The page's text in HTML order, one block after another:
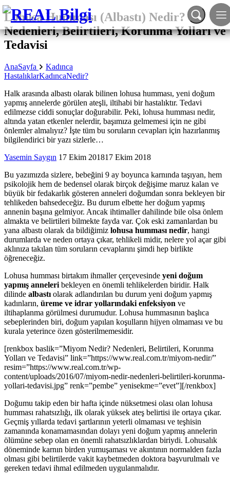
Lohusa Humması (Albastı) Nedir?
Nedenleri, Belirtileri, Korunma Yolları ve
Tedavisi
AnaSayfa
Kadınca
HastalıklarKadıncaNedir?
Halk arasında albastı olarak bilinen lohusa humması, yeni doğum
yapmış annelerde görülen ateşli, iltihabi bir hastalıktır. Tedavi
edilmezse ciddi sonuçlar doğurabilir. Peki, lohusa humması nedir,
altında yatan etkenler nelerdir, başımıza gelmemesi için ne gibi
önlemler almalıyız? İşte tüm bu soruların cevapları için hazırlanmış
bilgilendirici bir yazı sizlerle…
Yasemin Saygın 17 Ekim 201817 Ekim 2018
Bu yazımızda sizlere, bebeğini 9 ay boyunca karnında taşıyan, hem
psikolojik hem de bedensel olarak birçok değişime maruz kalan ve
büyük bir fedakarlık gösteren anneleri doğumdan sonra bekleyen bir
tehlikeden bahsedeceğiz. Bu durum elbette her doğum yapmış
annenin başına gelmiyor. Ancak ihtimaller dahilinde bile olsa önlem
almakta ve belirtileri bilmekte fayda var. Çok eski zamanlardan bu
yana albastı olarak da bildiğimiz lohusa humması nedir, hangi
durumlarda ve neden ortaya çıkar, tehlikeli midir, nelere yol açar gibi
aklınıza takılan tüm soruların cevaplarını şimdi hep birlikte
öğreneceğiz.
Lohusa humması birtakım ihmaller çerçevesinde yeni doğum
yapmış anneleri bekleyen en önemli tehlikelerden biridir. Halk
dilinde albastı olarak adlandırılan bu durum yeni doğum yapmış
kadınların, üreme ve idrar yollarındaki enfeksiyon ve
iltihaplanma görülmesi durumudur. Lohusa hummasının başlıca
sebeplerinden biri, doğum yapılan koşulların hijyen olmaması ve bu
kurala yeterince özen gösterilmemesidir.
[renkbox baslik=”Miyom Nedir? Nedenleri, Belirtileri, Korunma
Yolları ve Tedavisi” link=”https://www.real.com.tr/miyom-nedir/”
resim=”https://www.real.com.tr/wp-
content/uploads/2016/07/miyom-nedir-nedenleri-belirtileri-korunma-
yollari-tedavisi.jpg” renk=”pembe” yenisekme=”evet”][/renkbox]
Doğumu takip eden bir hafta içinde nüksetmesi olası olan lohusa
humması rahatsızlığı, ilk olarak yüksek ateş belirtisi ile ortaya çıkar.
Geçmiş yıllarda tedavi şartlarının yeterli olmaması ve teşhisin
zamanında konamamasından dolayı yeni doğum yapmış annelerin
ölümüne sebep olan en önemli rahatsızlıklardan biriydi. Lohusalık
döneminde karnın birden yumuşaması ve akıntının normalden fazla
olması gibi belirtilerde vakit kaybetmeden doktora başvurulmalı ve
gereken tedavi ihmal edilmeden uygulanmalıdır.